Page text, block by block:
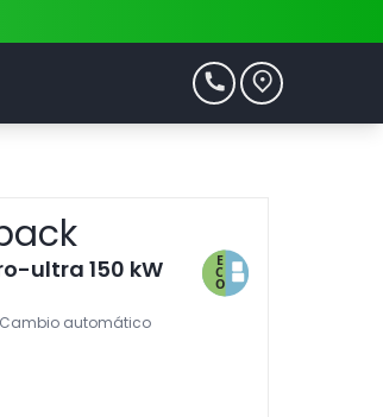
ultra 150 kW
Cambio automático